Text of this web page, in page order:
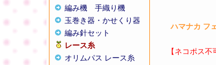
編み機
手織り機
玉巻き器・かせくり器
編み針セット
レース糸
オリムパス レース糸
ハマナカ フ
【ネコポス不